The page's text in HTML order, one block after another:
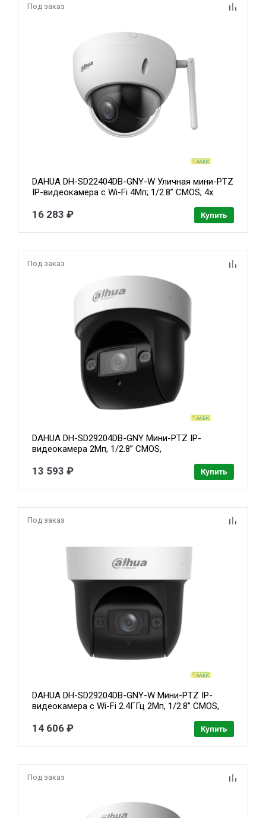
Под заказ
DAHUA DH-SD22404DB-GNY-W Уличная мини-PTZ
IP-видеокамера с Wi-Fi 4Мп; 1/2.8” CMOS; 4x
видеоаналитика: IP66, IK10; металл
16 283 ₽ Купить
Под заказ
DAHUA DH-SD29204DB-GNY Мини-PTZ IP-
видеокамера 2Мп, 1/2.8” CMOS,
видеоаналитика, ИК до 50м, корпус: металл
13 593 ₽ Купить
Под заказ
DAHUA DH-SD29204DB-GNY-W Мини-PTZ IP-
видеокамера с Wi-Fi 2.4ГГц 2Мп, 1/2.8” CMOS,
видеоаналитика, ИК до 50м, корпус: металл
14 606 ₽ Купить
Под заказ